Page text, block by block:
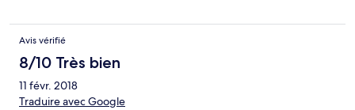
Avis vérifié
8/10 Très bien
11 févr. 2018
Traduire avec Google